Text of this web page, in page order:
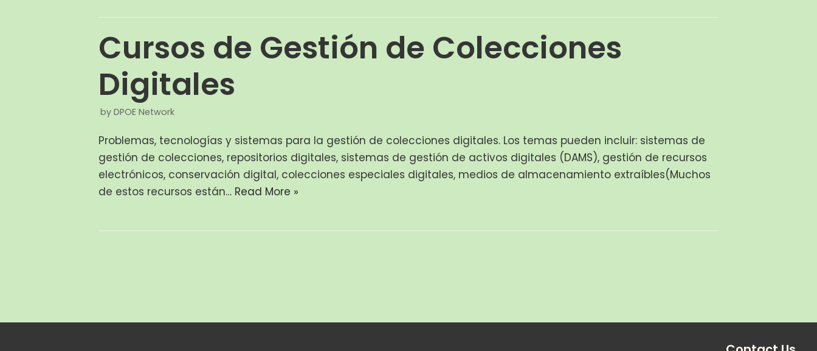
Cursos de Gestión de Colecciones
Digitales
by DPOE Network
Problemas, tecnologías y sistemas para la gestión de colecciones digitales. Los temas pueden incluir: sistemas de
gestión de colecciones, repositorios digitales, sistemas de gestión de activos digitales (DAMS), gestión de recursos
electrónicos, conservación digital, colecciones especiales digitales, medios de almacenamiento extraíbles(Muchos
de estos recursos están… Read More »